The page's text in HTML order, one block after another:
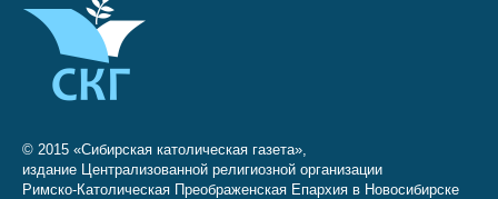
© 2015 «Сибирская католическая газета»,
издание Централизованной религиозной организации
Римско-Католическая Преображенская Епархия в Новосибирске